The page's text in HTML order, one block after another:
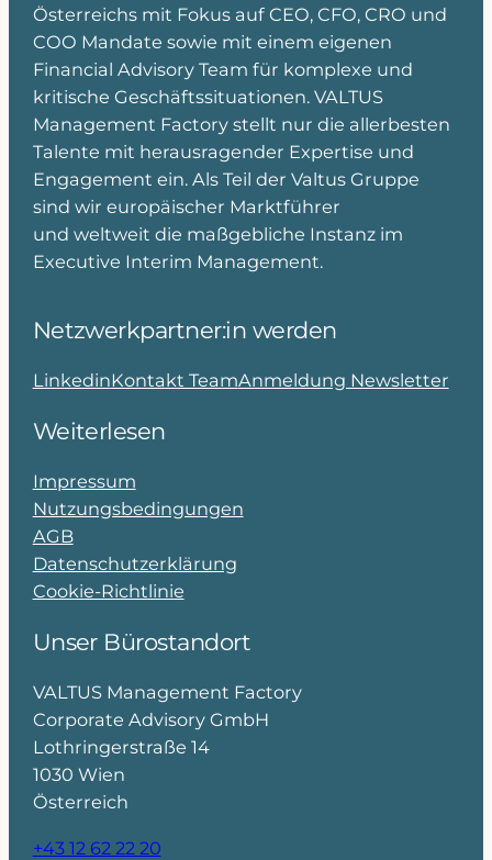
Österreichs mit Fokus auf CEO, CFO, CRO und
COO Mandate sowie mit einem eigenen
Financial Advisory Team für komplexe und
kritische Geschäftssituationen. VALTUS
Management Factory stellt nur die allerbesten
Talente mit herausragender Expertise und
Engagement ein. Als Teil der Valtus Gruppe
sind wir europäischer Marktführer
und weltweit die maßgebliche Instanz im
Executive Interim Management.
Netzwerkpartner:in werden
LinkedinKontakt TeamAnmeldung Newsletter
Weiterlesen
Impressum
Nutzungsbedingungen
AGB
Datenschutzerklärung
Cookie-Richtlinie
Unser Bürostandort
VALTUS Management Factory
Corporate Advisory GmbH
Lothringerstraße 14
1030 Wien
Österreich
+43 12 62 22 20